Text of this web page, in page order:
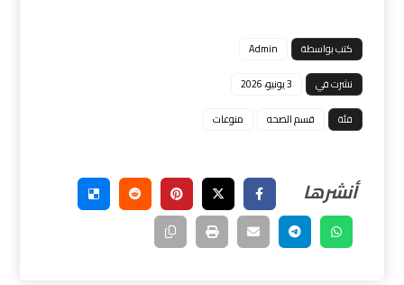
كتب بواسطة
Admin
نشرت في
3 يونيو، 2026
فئة
قسم الصحه منوعات